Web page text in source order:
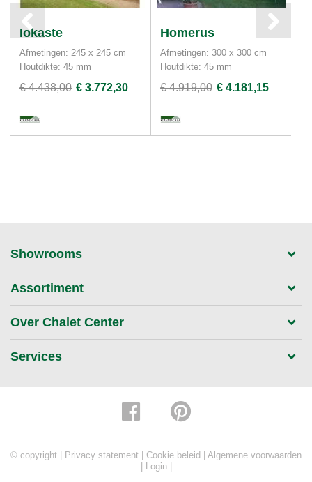
Iokaste
Afmetingen: 245 x 245 cm
Houtdikte: 45 mm
€ 4.438,00 € 3.772,30
Homerus
Afmetingen: 300 x 300 cm
Houtdikte: 45 mm
€ 4.919,00 € 4.181,15
Showrooms
Assortiment
Over Chalet Center
Services
© copyright | Privacy statement | Cookie beleid | Algemene voorwaarden
| Login|